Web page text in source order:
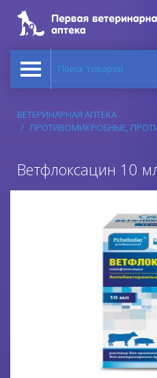
Поиск товаров
ВЕТЕРИНАРНАЯ АПТЕКА
ПРОТИВОМИКРОБНЫЕ,
Ветфлоксацин 10